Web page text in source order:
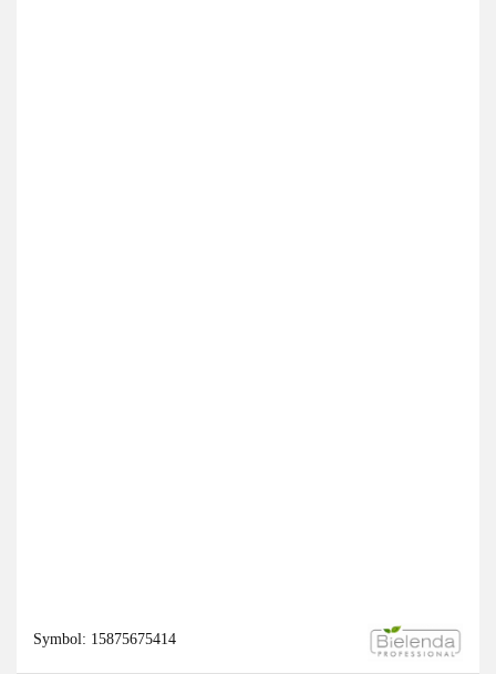
Symbol: 15875675414